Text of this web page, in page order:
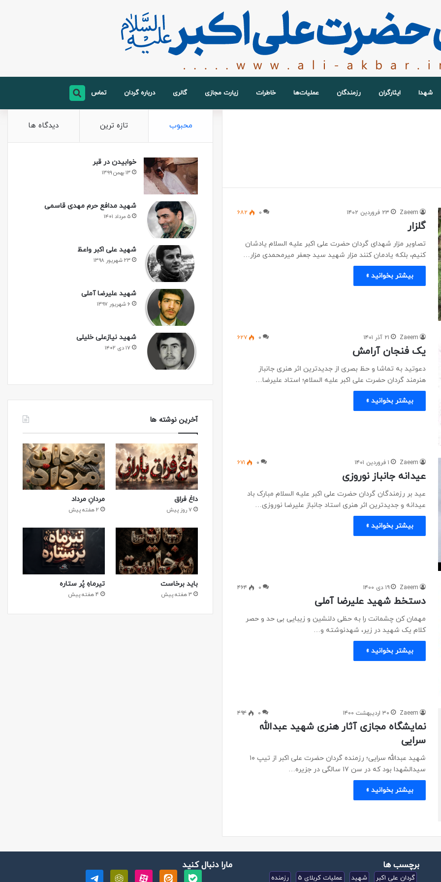
شهدا ایثارگران رزمندگان عملیات‌ها خاطرات زیارت مجازی گالری درباره گردان تماس
Zaeem ۲۳ فروردین ۱۴۰۲ ۰ ۶۸۲
گلزار
تصاویر مزار شهدای گردان حضرت علی اکبر علیه السلام یادشان
کنیم، بلکه یادمان کنند مزار شهید سید جعفر میرمحمدی مزار…
بیشتر بخوانید »
Zaeem ۲۱ آذر ۱۴۰۱ ۰ ۶۲۷
یک فنجان آرامش
دعوتید به تماشا و حظ بصری از جدیدترین اثر هنری جانباز
هنرمند گردان حضرت علی اکبر علیه السلام؛ استاد علیرضا…
بیشتر بخوانید »
Zaeem ۱ فروردین ۱۴۰۱ ۰ ۶۷۱
عیدانه جانباز نوروزی
عید بر رزمندگان گردان حضرت علی اکبر علیه السلام مبارک باد
عیدانه و جدیدترین اثر هنری استاد جانباز علیرضا نوروزی…
بیشتر بخوانید »
Zaeem ۱۹ دی ۱۴۰۰ ۰ ۴۶۴
دستخط شهید علیرضا آملی
مهمان کن چشمانت را به حظی دلنشین و زیبایی بی حد و حصر
کلام یک شهید در زیر، شهدنوشته و…
بیشتر بخوانید »
Zaeem ۳۰ اردیبهشت ۱۴۰۰ ۰ ۴۹۴
نمایشگاه مجازی آثار هنری شهید عبدالله
سرایی
شهید عبدالله سرایی؛ رزمنده گردان حضرت علی اکبر از تیپ ۱۰
سیدالشهدا بود که در سن ۱۷ سالگی در جزیره…
بیشتر بخوانید »
محبوب تازه ترین دیدگاه ها
خوابیدن در قبر
۱۳ بهمن ۱۳۹۹
شهید مدافع حرم مهدی قاسمی
۵ مرداد ۱۴۰۱
شهید علی اکبر واعظ
۲۳ شهریور ۱۳۹۸
شهید علیرضا آملی
۶ شهریور ۱۳۹۷
شهید نیازعلی خلیلی
۱۷ دی ۱۴۰۲
آخرین نوشته ها
داغ فراق
7 روز پیش
مردانِ مرداد
2 هفته پیش
باید برخاست
3 هفته پیش
تیرماهِ پُر ستاره
4 هفته پیش
برچسب ها
گردان علی اکبر شهید عملیات کربلای 5 رزمنده
مارا دنبال کنید